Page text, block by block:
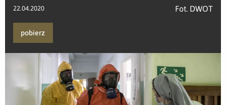
22.04.2020 Fot. DWOT
pobierz